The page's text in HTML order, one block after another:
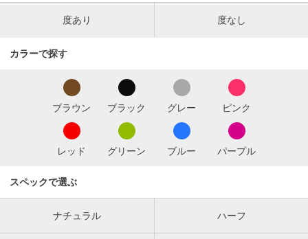
度あり 度なし
カラーで探す
ブラウン ブラック グレー ピンク
レッド グリーン ブルー パープル
スペックで選ぶ
ナチュラル ハーフ